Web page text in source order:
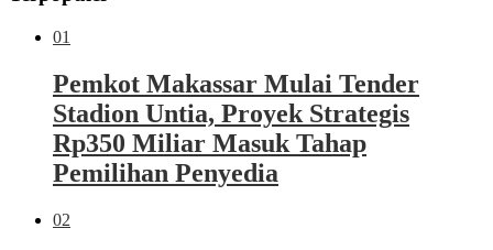
01
Pemkot Makassar Mulai Tender
Stadion Untia, Proyek Strategis
Rp350 Miliar Masuk Tahap
Pemilihan Penyedia
02